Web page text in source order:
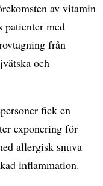
av vitamin
patienter med
från
och
fick en
exponering för
allergisk snuva
inflammation.